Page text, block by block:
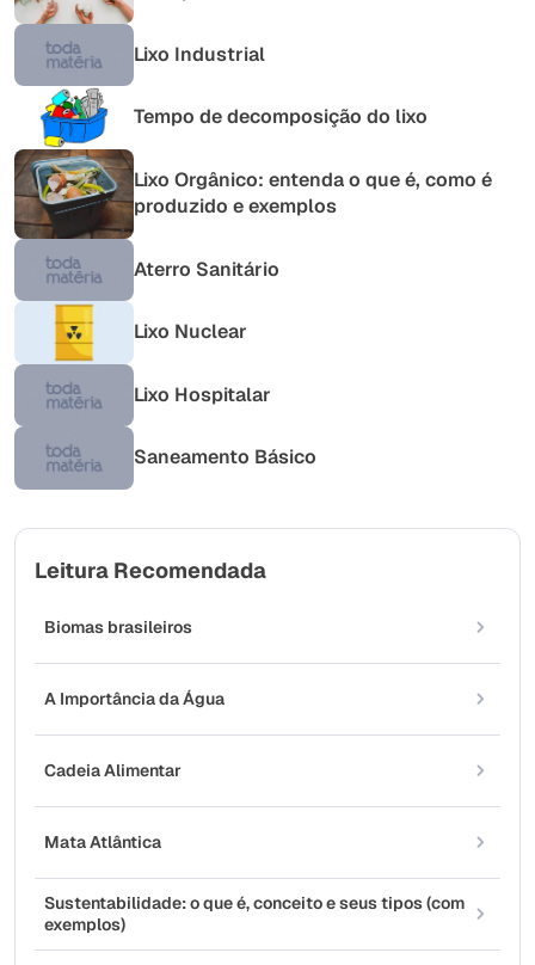
Lixo Industrial
Tempo de decomposição do lixo
Lixo Orgânico: entenda o que é, como é
produzido e exemplos
Aterro Sanitário
Lixo Nuclear
Lixo Hospitalar
Saneamento Básico
Leitura Recomendada
Biomas brasileiros
A Importância da Água
Cadeia Alimentar
Mata Atlântica
Sustentabilidade: o que é, conceito e seus tipos (com
exemplos)